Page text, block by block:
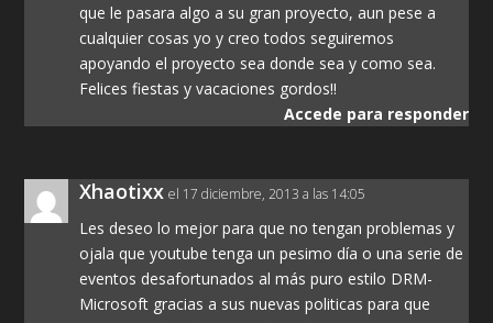
que le pasara algo a su gran proyecto, aun pese a
cualquier cosas yo y creo todos seguiremos
apoyando el proyecto sea donde sea y como sea.
Felices fiestas y vacaciones gordos!!
Accede para responder
Xhaotixx el 17 diciembre, 2013 a las 14:05
Les deseo lo mejor para que no tengan problemas y
ojala que youtube tenga un pesimo día o una serie de
eventos desafortunados al más puro estilo DRM-
Microsoft gracias a sus nuevas politicas para que